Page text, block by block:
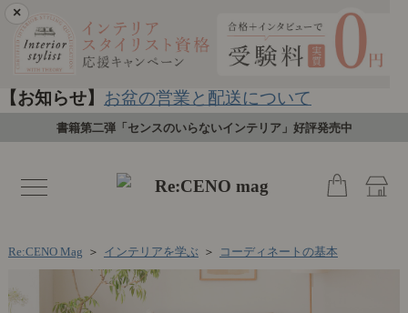
×
【お知らせ】 お盆の営業と配送について
書籍第二弾「センスのいらないインテリア」好評発売中
toggle
navigation
Re:CENO Mag ＞ インテリアを学ぶ ＞ コーディネートの基本